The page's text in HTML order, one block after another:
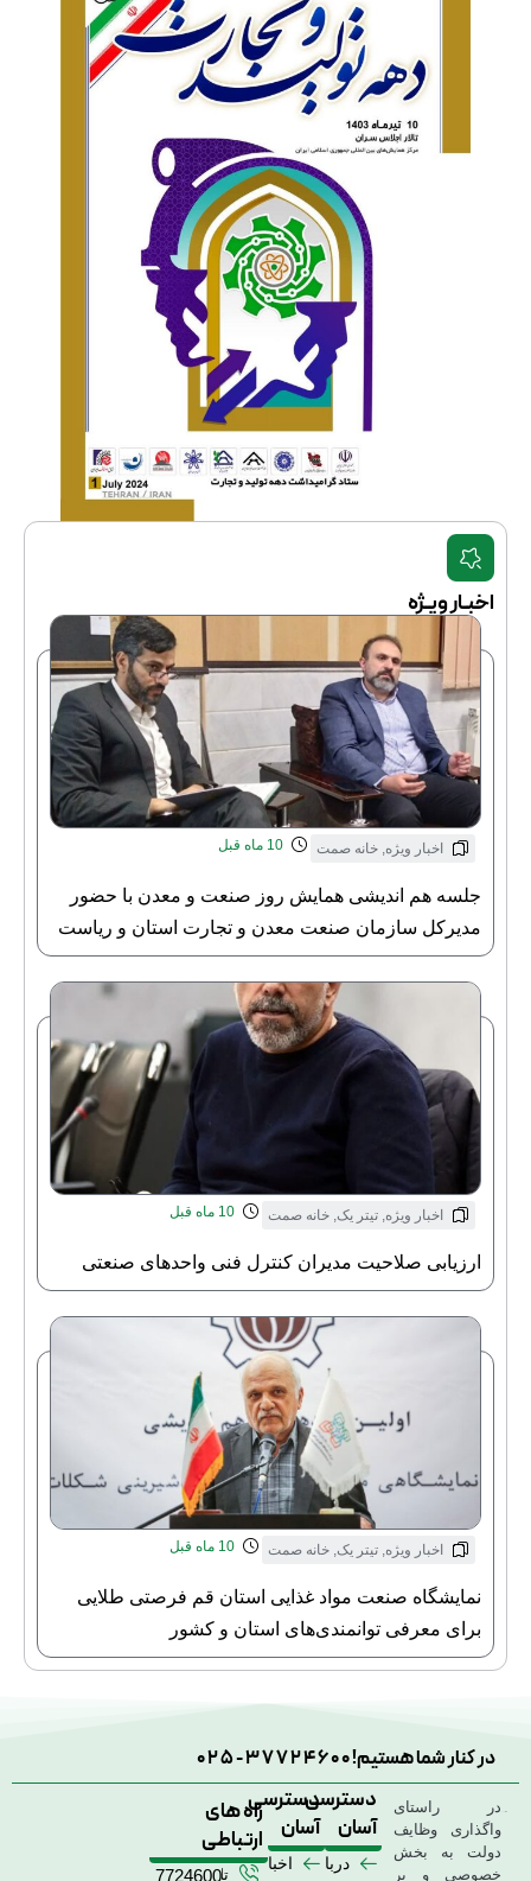
اخبـار ویـژه
اخبار ویژه خانه صمت 10 ماه قبل
جلسه هم اندیشی همایش روز صنعت و معدن با حضور
مدیرکل سازمان صنعت معدن و تجارت استان و ریاست
خانه صنعت معدن و تجارت استان قم
اخبار ویژه تیتر یک خانه صمت 10 ماه قبل
ارزیابی صلاحیت مدیران کنترل فنی واحدهای صنعتی
اخبار ویژه تیتر یک خانه صمت 10 ماه قبل
نمایشگاه صنعت مواد غذایی استان قم فرصتی طلایی
برای معرفی توانمندی‌های استان و کشور
در کنار شما هستیم!025-37724600
در راستای
واگذاری وظایف
دولت به بخش
خصوصی و بر
دسترسی
آسان
درباره
دسترسی
آسان
اخبار
راه های
ارتباطی
تلفن
02537724600